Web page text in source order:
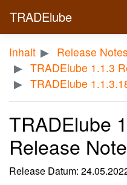
TRADElube
Inhalt
Release Notes
TRADElube 1.1.3
TRADElube
TRADElube
Release
Release Datum: